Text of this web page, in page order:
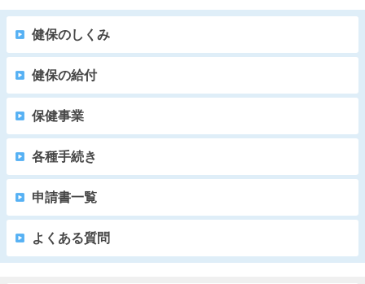
健保のしくみ
健保の給付
保健事業
各種手続き
申請書一覧
よくある質問